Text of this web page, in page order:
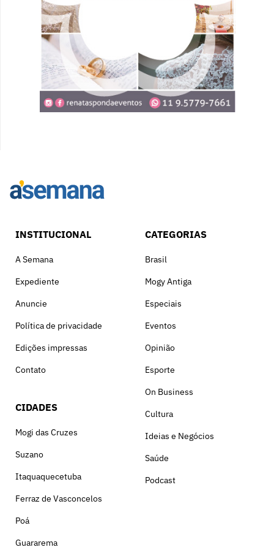
INSTITUCIONAL
A Semana
Expediente
Anuncie
Política de privacidade
Edições impressas
Contato
CIDADES
Mogi das Cruzes
Suzano
Itaquaquecetuba
Ferraz de Vasconcelos
Poá
Guararema
CATEGORIAS
Brasil
Mogy Antiga
Especiais
Eventos
Opinião
Esporte
On Business
Cultura
Ideias e Negócios
Saúde
Podcast